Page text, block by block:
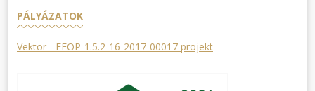
PÁLYÁZATOK
Vektor - EFOP-1.5.2-16-2017-00017 projekt